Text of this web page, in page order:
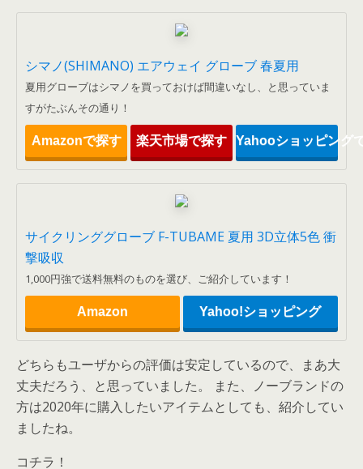
シマノ(SHIMANO) エアウェイ グローブ 春夏用
夏用グローブはシマノを買っておけば間違いなし、と思っていま
すがたぶんその通り！
Amazonで探す 楽天市場で探す Yahooショッピング
サイクリンググローブ F-TUBAME 夏用 3D立体5色 衝
撃吸収
1,000円強で送料無料のものを選び、ご紹介しています！
Amazon Yahoo!ショッピング
どちらもユーザからの評価は安定しているので、まあ大
丈夫だろう、と思っていました。 また、ノーブランドの
方は2020年に購入したいアイテムとしても、紹介してい
ましたね。
コチラ！